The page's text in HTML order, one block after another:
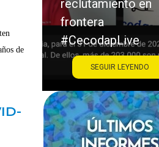
de
acoso escolar
#CecodapLive
SEGUIR LEYENDO